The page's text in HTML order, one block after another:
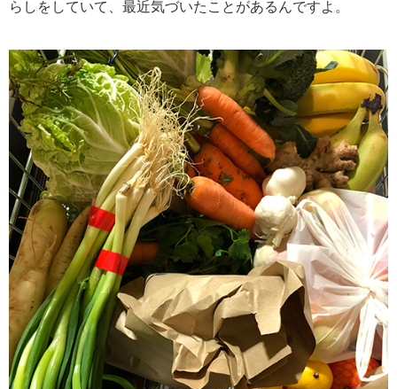
らしをしていて、最近気づいたことがあるんですよ。